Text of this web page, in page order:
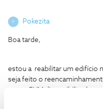
P Pokezita
Boa tarde,
estou a reabilitar um edifício
seja feito o
para a CVM disponibilizada